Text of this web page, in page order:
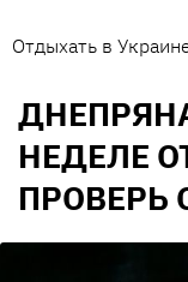
Отдыхать в
НЕДЕЛЕ
ПРОВЕРЬ